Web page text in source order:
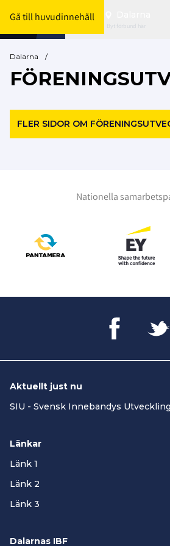
Gå till huvudinnehåll
Byt förbund här
Dalarna /
FLER SIDOR OM
Nationella
Aktuellt just nu
SIU - Svensk Innebandys
Länkar
Länk 1
Länk 2
Länk 3
Dalarnas IBF